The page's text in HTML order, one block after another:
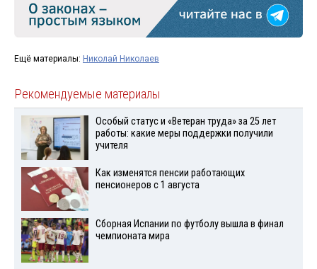
Ещё материалы: Николай Николаев
Рекомендуемые материалы
Особый статус и «Ветеран труда» за 25 лет
работы: какие меры поддержки получили
учителя
Как изменятся пенсии работающих
пенсионеров с 1 августа
Сборная Испании по футболу вышла в финал
чемпионата мира